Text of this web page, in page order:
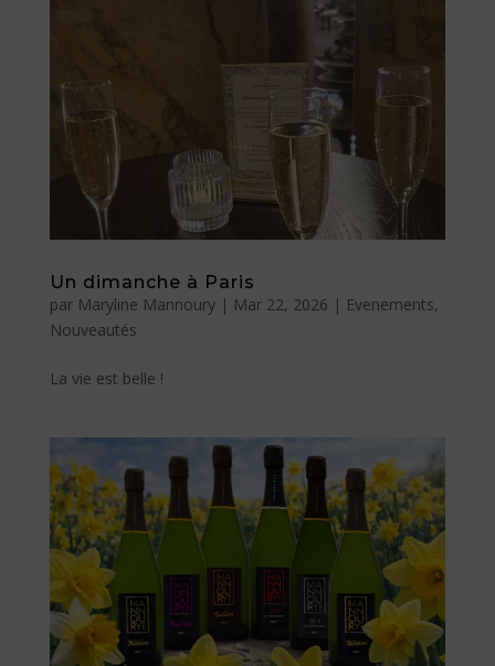
Un dimanche à Paris
par Maryline Mannoury| Mar 22, 2026 | Evenements,
Nouveautés
La vie est belle !